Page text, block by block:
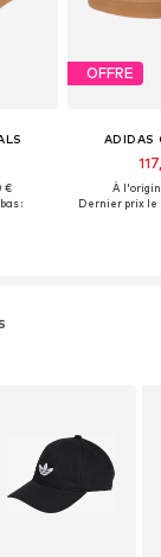
€
:
OFFRE
ADIDAS
À
Dernier prix le